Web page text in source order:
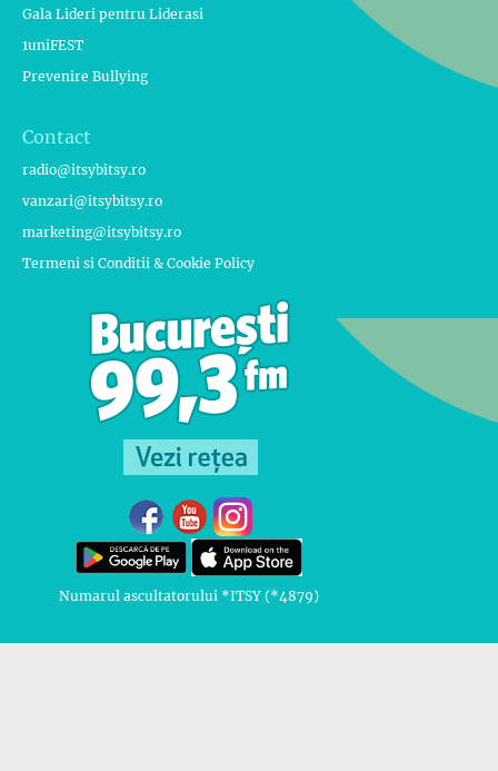
Gala Lideri pentru Liderasi
1uniFEST
Prevenire Bullying
Contact
radio@itsybitsy.ro
vanzari@itsybitsy.ro
marketing@itsybitsy.ro
Termeni si Conditii & Cookie Policy
Numarul ascultatorului *ITSY (*4879)